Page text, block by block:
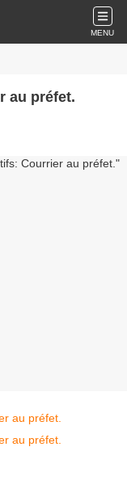
MENU
au préfet.